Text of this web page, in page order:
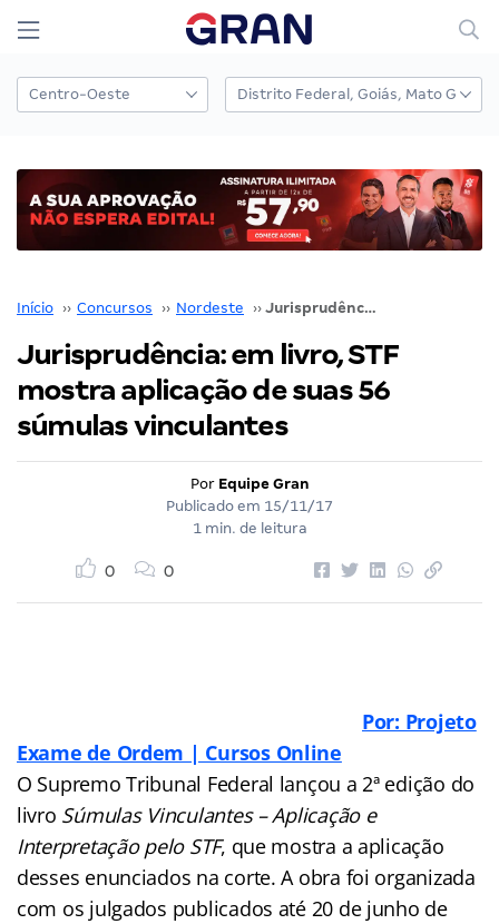
Início ›› Concursos ›› Nordeste ›› Jurisprudência: em livro, STF mostra aplicação de suas 56 súmulas vinculantes
Jurisprudência: em livro, STF
mostra aplicação de suas 56
súmulas vinculantes
Por Equipe Gran
Publicado em 15/11/17
1 min. de leitura
0 0
Por: Projeto
Exame de Ordem | Cursos Online
O Supremo Tribunal Federal lançou a 2ª edição do
livro Súmulas Vinculantes – Aplicação e
Interpretação pelo STF, que mostra a aplicação
desses enunciados na corte. A obra foi organizada
com os julgados publicados até 20 de junho de